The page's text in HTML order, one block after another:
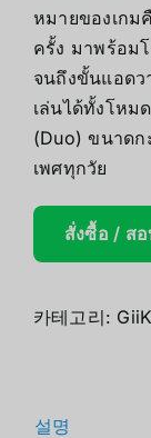
หมายของเกม
ครั้ง มาพร้อม
จนถึงขั้นแอดว
เล่นได้ทั้งโหม
(Duo) ขนาด
เพศทุกวัย
สั่งซื้อ / ส
카테고리:
설명